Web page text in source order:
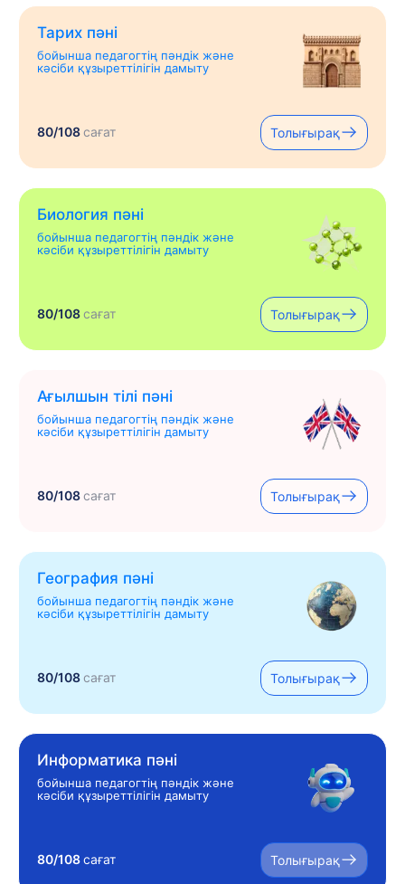
Тарих пәні
бойынша педагогтің пәндік және
кәсіби құзыреттілігін дамыту
80/108сағат Толығырақ
Биология пәні
бойынша педагогтің пәндік және
кәсіби құзыреттілігін дамыту
80/108сағат Толығырақ
Ағылшын тілі пәні
бойынша педагогтің пәндік және
кәсіби құзыреттілігін дамыту
80/108сағат Толығырақ
География пәні
бойынша педагогтің пәндік және
кәсіби құзыреттілігін дамыту
80/108сағат Толығырақ
Информатика пәні
бойынша педагогтің пәндік және
кәсіби құзыреттілігін дамыту
80/108сағат Толығырақ